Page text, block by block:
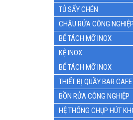
TỦ SẤY CHÉN
CHẬU RỬA CÔNG NGHIỆP
BỂ TÁCH MỠ INOX
KỆ INOX
BỂ TÁCH MỠ INOX
THIẾT BỊ QUẦY BAR
BỒN RỬA CÔNG NGHIỆP
HỆ THỐNG CHỤP HÚT